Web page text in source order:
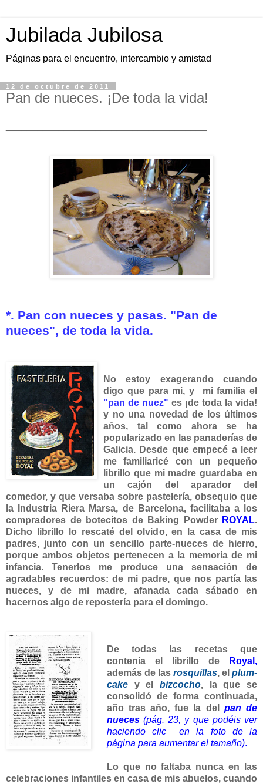
Jubilada Jubilosa
Páginas para el encuentro, intercambio y amistad
12 de octubre de 2011
Pan de nueces. ¡De toda la vida!
*. Pan con nueces y pasas. "Pan de
nueces", de toda la vida.
No estoy exagerando cuando
digo que para mi, y mi familia el
"pan de nuez" es ¡de toda la vida!
y no una novedad de los últimos
años, tal como ahora se ha
popularizado en las panaderías de
Galicia. Desde que empecé a leer
me familiaricé con un pequeño
librillo que mi madre guardaba en
un cajón del aparador del
comedor, y que versaba sobre pastelería, obsequio que
la Industria Riera Marsa, de Barcelona, facilitaba a los
compradores de botecitos de Baking Powder ROYAL.
Dicho librillo lo rescaté del olvido, en la casa de mis
padres, junto con un sencillo parte-nueces de hierro,
porque ambos objetos pertenecen a la memoria de mi
infancia. Tenerlos me produce una sensación de
agradables recuerdos: de mi padre, que nos partía las
nueces, y de mi madre, afanada cada sábado en
hacernos algo de repostería para el domingo.
De todas las recetas que
contenía el librillo de
Royal,
además de las rosquillas, el plum-
cake
y el bizcocho, la que se
consolidó de forma continuada,
año tras año, fue la del pan de
nueces (pág. 23, y que podéis ver
haciendo clic en la foto de la
página para aumentar el tamaño).
Lo que no faltaba nunca en las
celebraciones infantiles en casa de mis abuelos, cuando